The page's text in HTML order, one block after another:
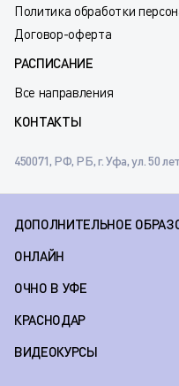
Политика обработки
Договор-оферта
РАСПИСАНИЕ
Все направления
КОНТАКТЫ
450071, РФ, РБ, г. Уфа, ул. 50
ДОПОЛНИТЕЛЬНОЕ
ОНЛАЙН
ОЧНО В УФЕ
КРАСНОДАР
ВИДЕОКУРСЫ